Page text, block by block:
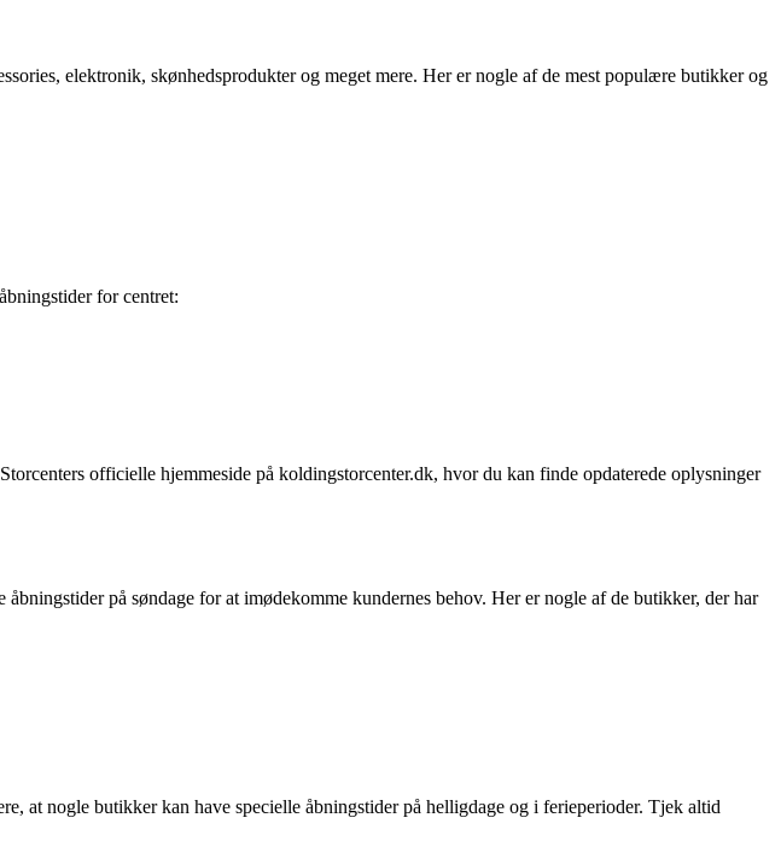
elektronik, skønhedsprodukter og meget mere. Her er nogle af de mest populære butikker og
for centret:
officielle hjemmeside på koldingstorcenter.dk, hvor du kan finde opdaterede oplysninger
på søndage for at imødekomme kundernes behov. Her er nogle af de butikker, der har
at nogle butikker kan have specielle åbningstider på helligdage og i ferieperioder. Tjek altid